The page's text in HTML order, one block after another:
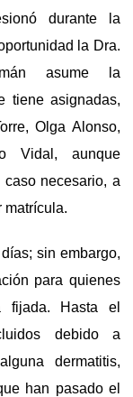
durante la
la Dra.
asume la
tiene asignadas,
Olga Alonso,
Vidal, aunque
necesario, a
matrícula.
sin embargo,
para quienes
Hasta el
debido a
dermatitis,
han pasado el